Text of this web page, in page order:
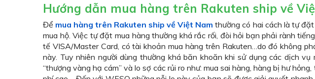
Hướng dẫn mua hàng trên Rakuten ship về
Để mua hàng trên Rakuten ship về Việt Nam thường có hai cách là tự
mua hộ. Việc tự đặt mua hàng thường khá rắc rối, đòi hỏi bạn phải rành
tế VISA/Master Card, có tài khoản mua hàng trên Rakuten…do đó không
này. Tuy nhiên người dùng thường khá băn khoăn khi sử dụng các dịch vụ
“thượng vàng hạ cám” và lo sợ các rủi ro như: mua sai hàng, hàng bị hư